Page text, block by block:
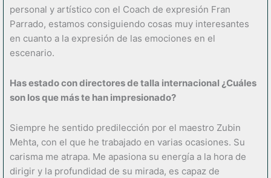
personal y artístico con el Coach de expresión Fran
Parrado, estamos consiguiendo cosas muy interesantes
en cuanto a la expresión de las emociones en el
escenario.
Has estado con directores de talla internacional ¿Cuáles
son los que más te han impresionado?
Siempre he sentido predilección por el maestro Zubin
Mehta, con el que he trabajado en varias ocasiones. Su
carisma me atrapa. Me apasiona su energía a la hora de
dirigir y la profundidad de su mirada, es capaz de